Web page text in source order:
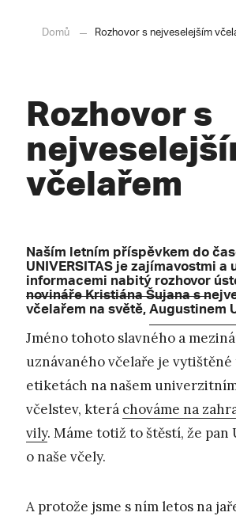
Domů Rozhovor s nejveselejším
Rozhovor s
včelařem
Naším letním příspěvkem do
UNIVERSITAS je zajímavostmi
informacemi nabitý rozhovor
novináře Kristiána Šujana s
včelařem na světě,Augustinem
Jméno tohoto slavného a
uznávaného včelaře je vytištěné
etiketách na našem
včelstev, která chováme na
vily. Máme totiž to štěstí, že pan
o naše včely.
A protože jsme s ním letos na